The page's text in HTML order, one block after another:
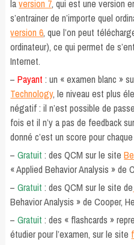
laversion 7, qui est une version
s’entrainer de n’importe quel
version 6, que l’on peut
ordinateur), ce qui permet de
Internet.
–Payant : un « examen blanc »
Technology, le niveau est plus
négatif : il n’est possible de
fois et il n’y a pas de feedback
donné c’est un score pour
–Gratuit : des QCM sur le site
« Applied Behavior Analysis » de
–Gratuit : des QCM sur le site de
Behavior Analysis » de Cooper,
–Gratuit : des « flashcards »
étudier pour l’examen, sur le site